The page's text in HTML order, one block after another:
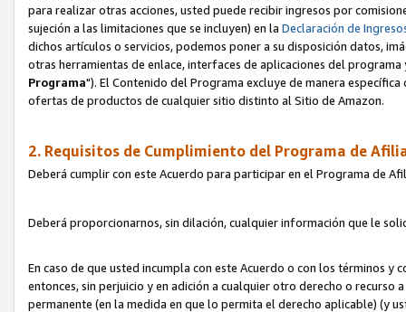
para realizar otras acciones, usted puede recibir ingresos por
sujeción a las limitaciones que se incluyen) en la Declaración de
dichos artículos o servicios, podemos poner a su disposición datos,
otras herramientas de enlace, interfaces de aplicaciones del
Programa"). El Contenido del Programa excluye de manera
ofertas de productos de cualquier sitio distinto al Sitio de Amazon.
2. Requisitos de Cumplimiento del Programa de
Deberá cumplir con este Acuerdo para participar en el Programa de
Deberá proporcionarnos, sin dilación, cualquier información que le
En caso de que usted incumpla con este Acuerdo o con los términos
entonces, sin perjuicio y en adición a cualquier otro derecho o
permanente (en la medida en que lo permita el derecho aplicable) (y